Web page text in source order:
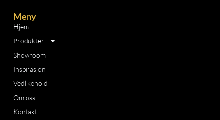
Meny
Hjem
Produkter
Showroom
Inspirasjon
Vedlikehold
Om oss
Kontakt